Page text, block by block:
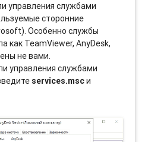
управления службами
сторонние
Особенно службы
как TeamViewer, AnyDesk,
не вами.
управления службами
services.mscи